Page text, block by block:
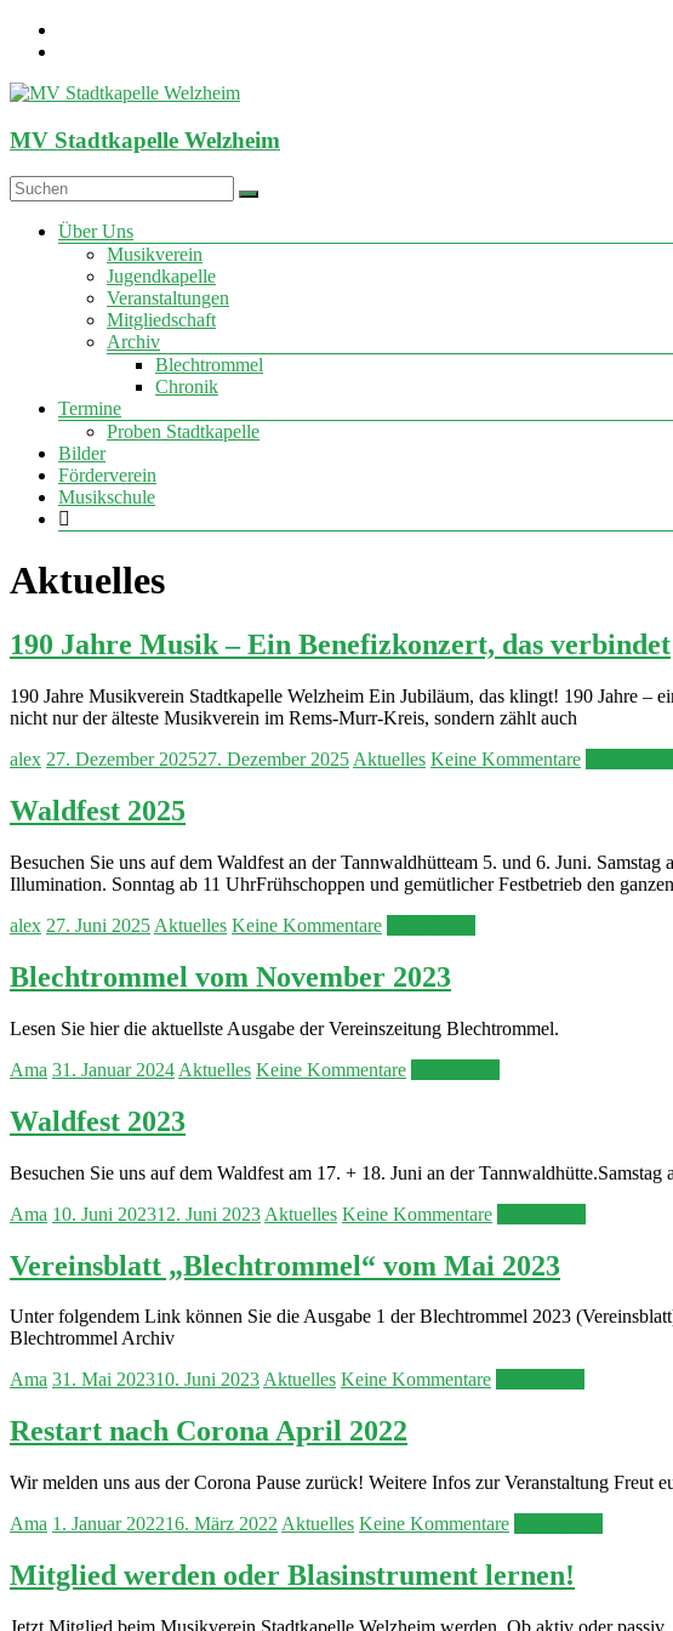
Zum
Inhalt
MV Stadtkapelle Welzheim
Menü
Über Uns
Musikverein
Jugendkapelle
Veranstaltungen
Mitgliedschaft
Archiv
Blechtrommel
Chronik
Termine
Proben Stadtkapelle
Bilder
Förderverein
Musikschule
Aktuelles
190 Jahre Musik – Ein Benefizkonzert, das verbindet
190 Jahre Musikverein Stadtkapelle Welzheim Ein Jubiläum, das klingt! 190 Jahre –
nicht nur der älteste Musikverein im Rems-Murr-Kreis, sondern zählt auch
alex 27. Dezember 202527. Dezember 2025 Aktuelles Keine Kommentare
Waldfest 2025
Besuchen Sie uns auf dem Waldfest an der Tannwaldhütteam 5. und 6. Juni.
Illumination. Sonntag ab 11 UhrFrühschoppen und gemütlicher Festbetrieb den
alex 27. Juni 2025 Aktuelles Keine Kommentare
Blechtrommel vom November 2023
Lesen Sie hier die aktuellste Ausgabe der Vereinszeitung Blechtrommel.
Ama 31. Januar 2024 Aktuelles Keine Kommentare
Waldfest 2023
Besuchen Sie uns auf dem Waldfest am 17. + 18. Juni an der
Ama 10. Juni 202312. Juni 2023 Aktuelles Keine Kommentare
Vereinsblatt „Blechtrommel“ vom Mai 2023
Unter folgendem Link können Sie die Ausgabe 1 der Blechtrommel 2023
Blechtrommel Archiv
Ama 31. Mai 202310. Juni 2023Aktuelles Keine Kommentare
Restart nach Corona April 2022
Wir melden uns aus der Corona Pause zurück! Weitere Infos zur Veranstaltung
Ama 1. Januar 202216. März 2022 Aktuelles Keine Kommentare
Mitglied werden oder Blasinstrument lernen!
Jetzt Mitglied beim Musikverein Stadtkapelle Welzheim werden. Ob aktiv oder